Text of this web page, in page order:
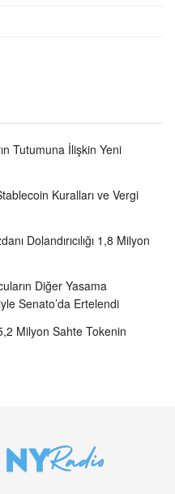
Tutumuna İlişkin Yeni
Kuralları ve Vergi
Dolandırıcılığı 1,8 Milyon
Diğer Yasama
Senato’da Ertelendi
Milyon Sahte Tokenin